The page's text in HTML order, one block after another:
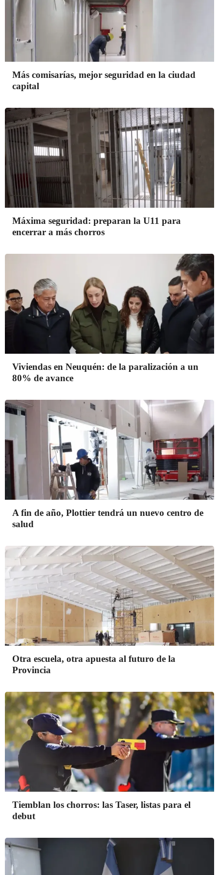
Más comisarías, mejor seguridad en la ciudad
capital
Máxima seguridad: preparan la U11 para
encerrar a más chorros
Viviendas en Neuquén: de la paralización a un
80% de avance
A fin de año, Plottier tendrá un nuevo centro de
salud
Otra escuela, otra apuesta al futuro de la
Provincia
Tiemblan los chorros: las Taser, listas para el
debut